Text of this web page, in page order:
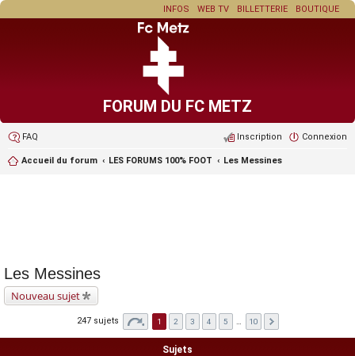
BOUTIQUE
BILLETTERIE
WEB TV
INFOS
FORUM DU FC METZ
FAQ Connexion
Inscription
Accueil du forum LES FORUMS 100% FOOT Les Messines
Les Messines
Nouveau sujet
247 sujets 1 2 3 4 5 10
Sujets